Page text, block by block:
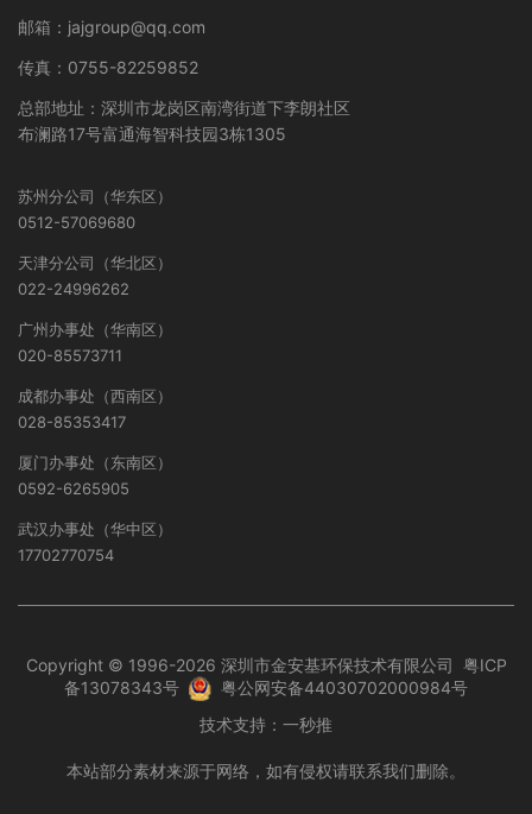
邮箱：jajgroup@qq.com
传真：0755-82259852
总部地址：深圳市龙岗区南湾街道下李朗社区
布澜路17号富通海智科技园3栋1305
苏州分公司（华东区）
0512-57069680
天津分公司（华北区）
022-24996262
广州办事处（华南区）
020-85573711
成都办事处（西南区）
028-85353417
厦门办事处（东南区）
0592-6265905
武汉办事处（华中区）
17702770754
Copyright © 1996-2026 深圳市金安基环保技术有限公司 粤ICP
备13078343号
粤公网安备44030702000984号
技术支持： 一秒推
本站部分素材来源于网络，如有侵权请联系我们删除。